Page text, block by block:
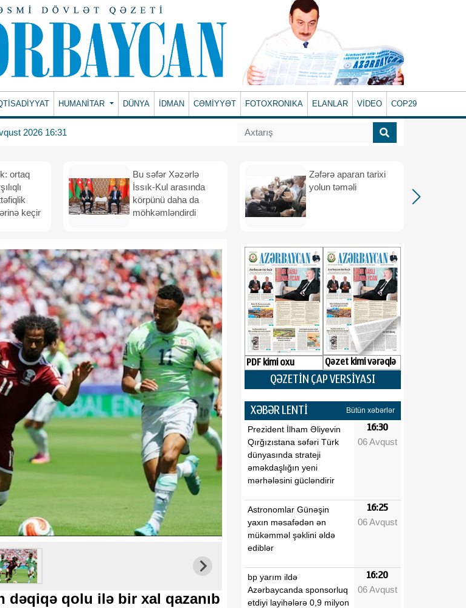
HUMANITAR DÜNYA İDMAN CƏMİYYƏT FOTOXRONIKA ELANLAR VİDEO COP29
2026 16:31
ortaq
keçir
Bu səfər Xəzərlə
İssık-Kul arasında
körpünü daha da
möhkəmləndirdi
Zəfərə aparan tarixi
yolun təməli
dəqiqə qolu ilə bir xal qazanıb
PDF kimi oxu Qəzet kimi vərəqlə
QƏZETİN ÇAP VERSİYASI
XƏBƏR LENTİ Bütün xəbərlər
Prezident İlham Əliyevin
Qırğızıstana səfəri Türk
dünyasında strateji
əməkdaşlığın yeni
mərhələsini gücləndirir
16:30
06 Avqust
Astronomlar Günəşin
yaxın məsafədən ən
mükəmməl şəklini əldə
ediblər
16:25
06 Avqust
bp yarım ildə
Azərbaycanda sponsorluq
etdiyi layihələrə 0,9 milyon
16:20
06 Avqust